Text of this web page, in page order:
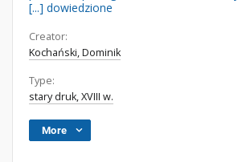
[...] dowiedzione
Creator:
Kochański, Dominik
Type:
stary druk, XVIII w.
More